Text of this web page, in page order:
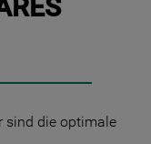
sind die optimale